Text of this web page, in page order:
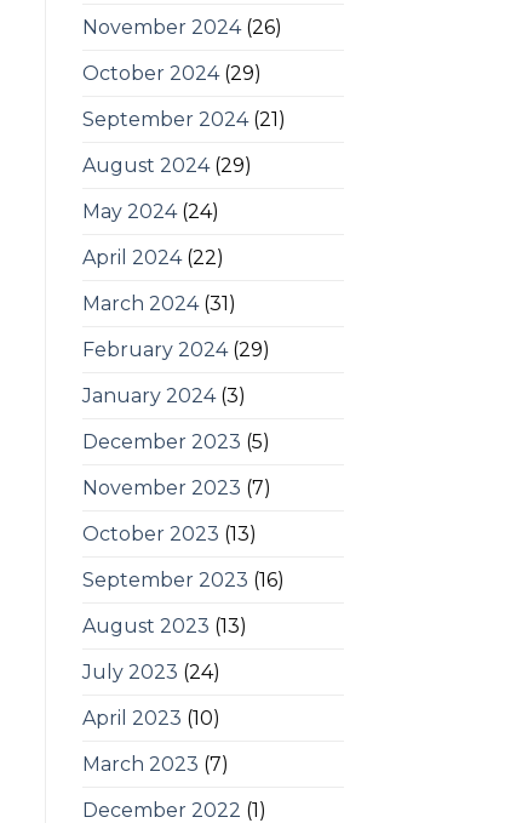
November 2024(26)
October 2024(29)
September 2024(21)
August 2024(29)
May 2024(24)
April 2024(22)
March 2024(31)
February 2024(29)
January 2024(3)
December 2023 (5)
November 2023 (7)
October 2023 (13)
September 2023 (16)
August 2023 (13)
July 2023 (24)
April 2023 (10)
March 2023 (7)
December 2022 (1)